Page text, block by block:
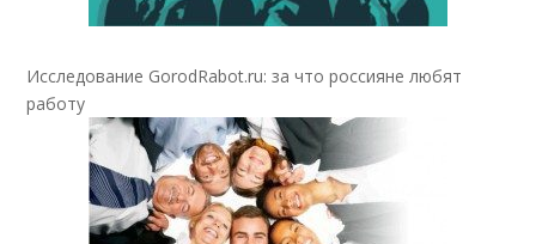
Исследование GorodRabot.ru: за что россияне любят
работу